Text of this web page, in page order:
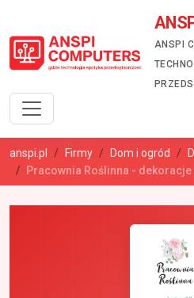
ANSPI
anspi.pl Firmy Dom i ogród
Pracownia Roślinna - dekoracje